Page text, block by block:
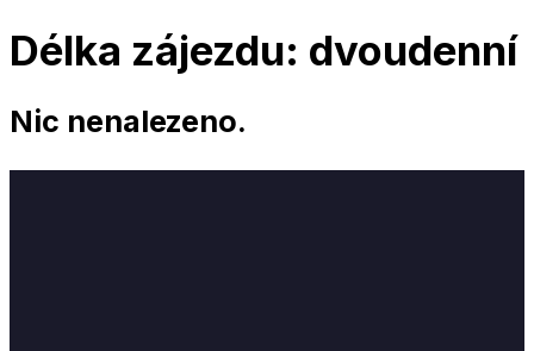
Délka zájezdu: dvoudenní
Nic nenalezeno.